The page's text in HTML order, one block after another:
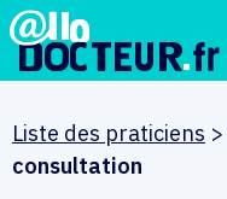
Liste des praticiens >
consultation